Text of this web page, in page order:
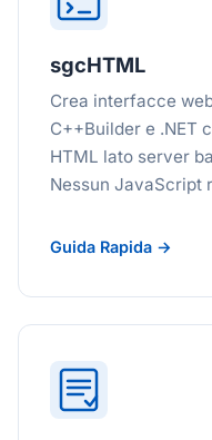
sgcHTML
Crea interfacce
C++Builder e .NET
HTML lato server
Nessun JavaScript
Guida Rapida →